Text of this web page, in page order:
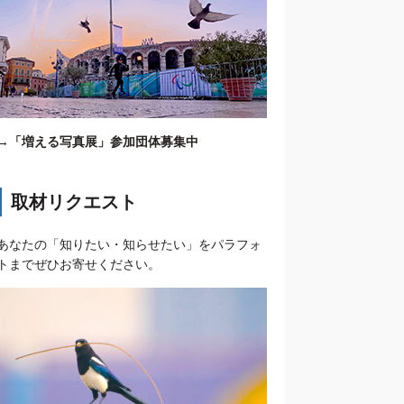
「増える写真展」参加団体募集中
取材リクエスト
なたの「知りたい・知らせたい」をパラフォ
までぜひお寄せください。